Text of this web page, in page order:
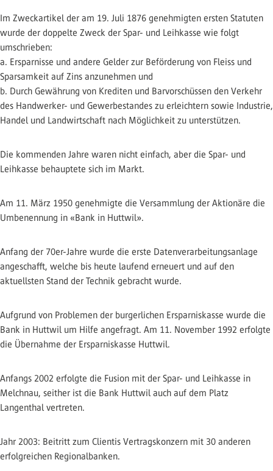
Im Zweckartikel der am 19. Juli 1876 genehmigten ersten Statuten
wurde der doppelte Zweck der Spar- und Leihkasse wie folgt
umschrieben:
a. Ersparnisse und andere Gelder zur Beförderung von Fleiss und
Sparsamkeit auf Zins anzunehmen und
b. Durch Gewährung von Krediten und Barvorschüssen den Verkehr
des Handwerker- und Gewerbestandes zu erleichtern sowie Industrie,
Handel und Landwirtschaft nach Möglichkeit zu unterstützen.
Die kommenden Jahre waren nicht einfach, aber die Spar- und
Leihkasse behauptete sich im Markt.
Am 11. März 1950 genehmigte die Versammlung der Aktionäre die
Umbenennung in «Bank in Huttwil».
Anfang der 70er-Jahre wurde die erste Datenverarbeitungsanlage
angeschafft, welche bis heute laufend erneuert und auf den
aktuellsten Stand der Technik gebracht wurde.
Aufgrund von Problemen der burgerlichen Ersparniskasse wurde die
Bank in Huttwil um Hilfe angefragt. Am 11. November 1992 erfolgte
die Übernahme der Ersparniskasse Huttwil.
Anfangs 2002 erfolgte die Fusion mit der Spar- und Leihkasse in
Melchnau, seither ist die Bank Huttwil auch auf dem Platz
Langenthal vertreten.
Jahr 2003: Beitritt zum Clientis Vertragskonzern mit 30 anderen
erfolgreichen Regionalbanken.